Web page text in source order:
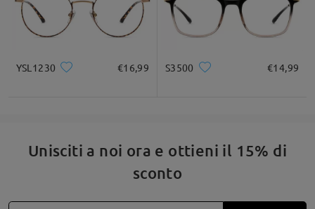
YSL1230 €16,99 S3500 €14,99
Unisciti a noi ora e ottieni il 15% di
sconto